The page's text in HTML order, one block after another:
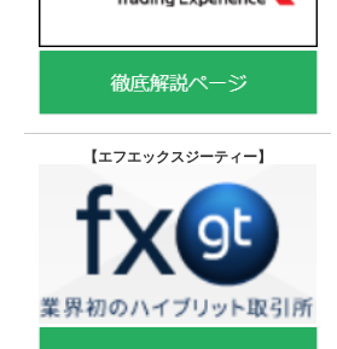
【エフエックスジーティー】